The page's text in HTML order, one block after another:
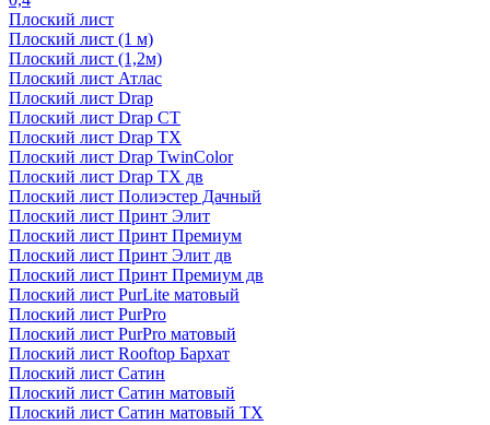
Плоский лист
Плоский лист (1 м)
Плоский лист (1,2м)
Плоский лист Атлас
Плоский лист Drap
Плоский лист Drap СТ
Плоский лист Drap TX
Плоский лист Drap TwinColor
Плоский лист Drap ТХ дв
Плоский лист Полиэстер Дачный
Плоский лист Принт Элит
Плоский лист Принт Премиум
Плоский лист Принт Элит дв
Плоский лист Принт Премиум дв
Плоский лист PurLite матовый
Плоский лист PurPro
Плоский лист PurPro матовый
Плоский лист Rooftop Бархат
Плоский лист Сатин
Плоский лист Сатин матовый
Плоский лист Сатин матовый TX